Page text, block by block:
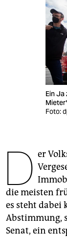
wahrheit
veranstaltungen
genossenschaft
epaper login
Ein
Foto:
D er
die meisten
es steht dabei
Abstimmung,
Senat, ein